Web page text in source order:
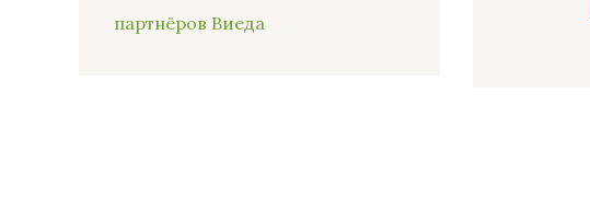
партнёров Виеда